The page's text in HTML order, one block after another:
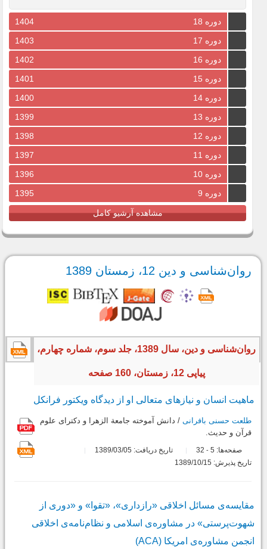
دوره 18
1404
دوره 17
1403
دوره 16
1402
دوره 15
1401
دوره 14
1400
دوره 13
1399
دوره 12
1398
دوره 11
1397
دوره 10
1396
دوره 9
1395
مشاهده آرشیو کامل
روان‌شناسی و دین 12، زمستان 1389
روان‌شناسی و دین، سال 1389، جلد سوم، شماره چهارم،
پیاپی 12، زمستان، 160 صفحه
ماهیت انسان و نیازهای متعالی او از دیدگاه ویکتور فرانکل
طلعت حسنی بافرانی / دانش آموخته جامعة الزهرا و دکترای علوم
قرآن و حدیث.
صفحه‌ها: 5
-
تاریخ دریافت: 1389/03/05
تاریخ پذیرش: 1389/10/15
مقایسه‌ی مسائل اخلاقی «رازداری»، «تقوا» و «دوری از
شهوت‌پرستی» در مشاوره‌ی اسلامی و نظام‌نامه‌ی اخلاقی
انجمن مشاوره‌ی امریکا (ACA)